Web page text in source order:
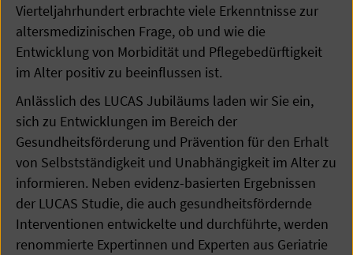
Vierteljahrhundert erbrachte viele Erkenntnisse zur
altersmedizinischen Frage, ob und wie die
Entwicklung von Morbidität und Pflegebedürftigkeit
im Alter positiv zu beeinflussen ist.
Anlässlich des LUCAS Jubiläums laden wir Sie ein,
sich zu Entwicklungen im Bereich der
Gesundheitsförderung und Prävention für den Erhalt
von Selbstständigkeit und Unabhängigkeit im Alter zu
informieren. Neben evidenz-basierten Ergebnissen
der LUCAS Studie, die auch gesundheitsfördernde
Interventionen entwickelte und durchführte, werden
renommierte Expertinnen und Experten aus Geriatrie